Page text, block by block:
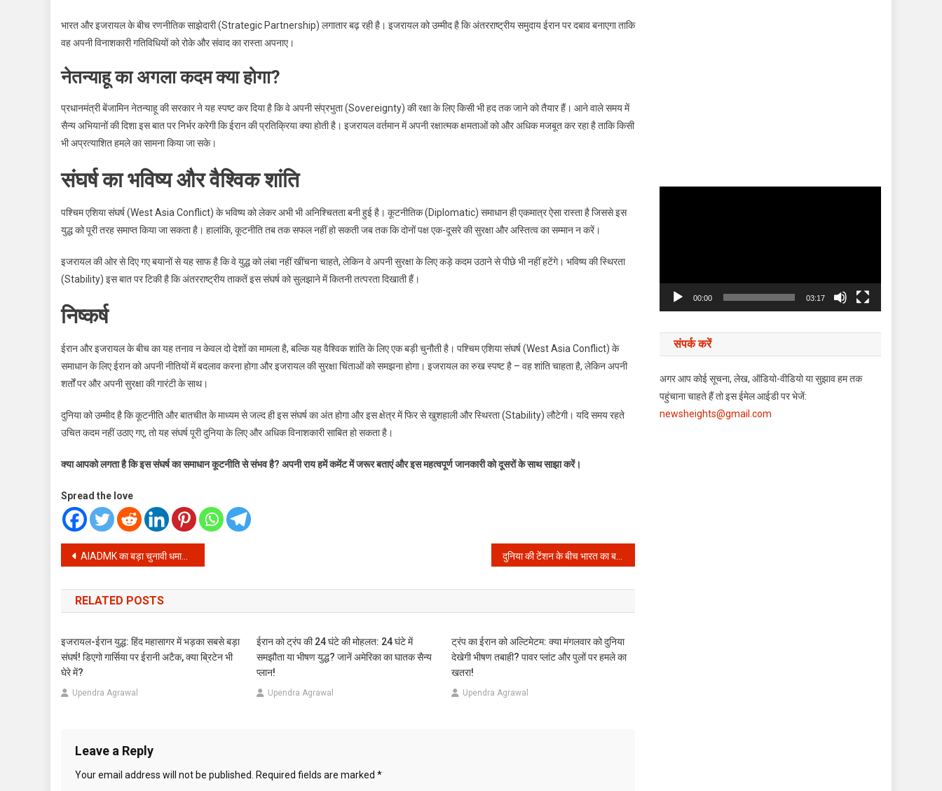
भारत और इजरायल के बीच रणनीतिक साझेदारी (Strategic Partnership) लगातार बढ़ रही है। इजरायल को उम्मीद है कि अंतरराष्ट्रीय समुदाय ईरान पर दबाव बनाएगा ताकि
वह अपनी विनाशकारी गतिविधियों को रोके और संवाद का रास्ता अपनाए।
नेतन्याहू का अगला कदम क्या होगा?
प्रधानमंत्री बेंजामिन नेतन्याहू की सरकार ने यह स्पष्ट कर दिया है कि वे अपनी संप्रभुता (Sovereignty) की रक्षा के लिए किसी भी हद तक जाने को तैयार हैं। आने वाले समय में
सैन्य अभियानों की दिशा इस बात पर निर्भर करेगी कि ईरान की प्रतिक्रिया क्या होती है। इजरायल वर्तमान में अपनी रक्षात्मक क्षमताओं को और अधिक मजबूत कर रहा है ताकि किसी
भी अप्रत्याशित हमले का सामना किया जा सके।
संघर्ष का भविष्य और वैश्विक शांति
पश्चिम एशिया संघर्ष (West Asia Conflict) के भविष्य को लेकर अभी भी अनिश्चितता बनी हुई है। कूटनीतिक (Diplomatic) समाधान ही एकमात्र ऐसा रास्ता है जिससे इस
युद्ध को पूरी तरह समाप्त किया जा सकता है। हालांकि, कूटनीति तब तक सफल नहीं हो सकती जब तक कि दोनों पक्ष एक-दूसरे की सुरक्षा और अस्तित्व का सम्मान न करें।
इजरायल की ओर से दिए गए बयानों से यह साफ है कि वे युद्ध को लंबा नहीं खींचना चाहते, लेकिन वे अपनी सुरक्षा के लिए कड़े कदम उठाने से पीछे भी नहीं हटेंगे। भविष्य की स्थिरता
(Stability) इस बात पर टिकी है कि अंतरराष्ट्रीय ताकतें इस संघर्ष को सुलझाने में कितनी तत्परता दिखाती हैं।
निष्कर्ष
ईरान और इजरायल के बीच का यह तनाव न केवल दो देशों का मामला है, बल्कि यह वैश्विक शांति के लिए एक बड़ी चुनौती है। पश्चिम एशिया संघर्ष (West Asia Conflict) के
समाधान के लिए ईरान को अपनी नीतियों में बदलाव करना होगा और इजरायल की सुरक्षा चिंताओं को समझना होगा। इजरायल का रुख स्पष्ट है – वह शांति चाहता है, लेकिन अपनी
शर्तों पर और अपनी सुरक्षा की गारंटी के साथ।
दुनिया को उम्मीद है कि कूटनीति और बातचीत के माध्यम से जल्द ही इस संघर्ष का अंत होगा और इस क्षेत्र में फिर से खुशहाली और स्थिरता (Stability) लौटेगी। यदि समय रहते
उचित कदम नहीं उठाए गए, तो यह संघर्ष पूरी दुनिया के लिए और अधिक विनाशकारी साबित हो सकता है।
क्या आपको लगता है कि इस संघर्ष का समाधान कूटनीति से संभव है? अपनी राय हमें कमेंट में जरूर बताएं और इस महत्वपूर्ण जानकारी को दूसरों के साथ साझा करें।
Spread the love
Post
navigation
AIADMK का बड़ा चुनावी धमाका: हर महिला को मिलेगा मुफ्त फ्रिज और 10 हजार रुपये, जानें घोषणा पत्र के बड़े वादे
RELATED POSTS
इजरायल-ईरान युद्ध: हिंद महासागर में भड़का सबसे बड़ा
संघर्ष! डिएगो गार्सिया पर ईरानी अटैक, क्या ब्रिटेन भी
घेरे में?
Upendra Agrawal
ईरान को ट्रंप की 24 घंटे की मोहलत: 24 घंटे में
समझौता या भीषण युद्ध? जानें अमेरिका का घातक सैन्य
प्लान!
Upendra Agrawal
ट्रंप का ईरान को अल्टिमेटम: क्या मंगलवार को दुनिया
देखेगी भीषण तबाही? पावर प्लांट और पुलों पर हमले का
खतरा!
Upendra Agrawal
Leave a Reply
Your email address will not be published. Required fields are marked *
00:00 03:17
संपर्क करें
अगर आप कोई सूचना, लेख, ऑडियो-वीडियो या सुझाव हम तक
पहुंचाना चाहते हैं तो इस ईमेल आईडी पर भेजें:
newsheights@gmail.com